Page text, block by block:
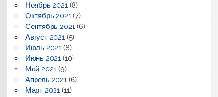
Ноябрь 2021 (8)
Октябрь 2021 (7)
Сентябрь 2021 (6)
Август 2021 (5)
Июль 2021 (8)
Июнь 2021 (10)
Май 2021 (9)
Апрель 2021 (6)
Март 2021 (11)